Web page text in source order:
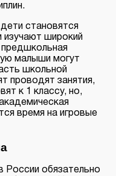
становятся
изучают широкий
малыши могут
школьной
проводят занятия,
к 1 классу, но,
время на игровые
России обязательно